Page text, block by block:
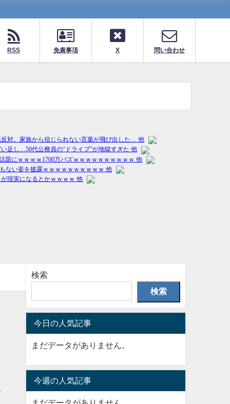
RSS 免責事項 X 問い合わせ
検索
検索
今日の人気記事
まだデータがありません。
今週の人気記事